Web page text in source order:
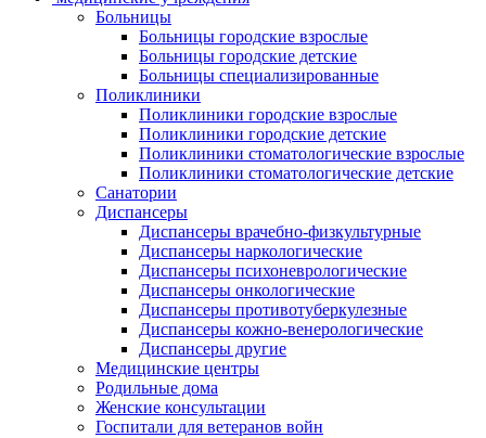
Больницы
Больницы городские взрослые
Больницы городские детские
Больницы специализированные
Поликлиники
Поликлиники городские взрослые
Поликлиники городские детские
Поликлиники стоматологические взрослые
Поликлиники стоматологические детские
Санатории
Диспансеры
Диспансеры врачебно-физкультурные
Диспансеры наркологические
Диспансеры психоневрологические
Диспансеры онкологические
Диспансеры противотуберкулезные
Диспансеры кожно-венерологические
Диспансеры другие
Медицинские центры
Родильные дома
Женские консультации
Госпитали для ветеранов войн